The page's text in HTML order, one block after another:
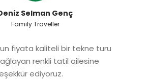
Selman Genç
Family Traveller
fiyata kaliteli bir tekne turu
renkli tatil ailesine
ediyoruz.